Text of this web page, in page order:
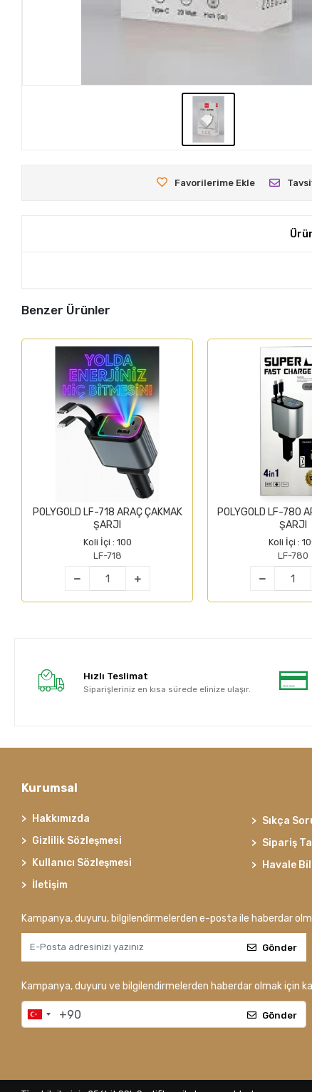
Favorilerime Ekle
Benzer Ürünler
POLYGOLD LF-718 ARAÇ ÇAKMAK
ŞARJI
Koli İçi : 100
LF-718
POLYGOLD LF-780
ŞARJI
Koli İçi :
LF-780
Hızlı Teslimat
Siparişleriniz en kısa sürede elinize ulaşır.
Kurumsal
Hakkımızda
Gizlilik Sözleşmesi
Kullanıcı Sözleşmesi
İletişim
Sıkça
Sipariş
Havale
Kampanya, duyuru, bilgilendirmelerden e-posta ile haberdar
Gönder
Kampanya, duyuru ve bilgilendirmelerden haberdar olmak için
Gönder